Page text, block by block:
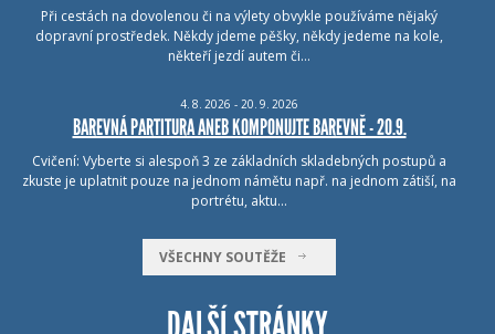
Při cestách na dovolenou či na výlety obvykle používáme nějaký
dopravní prostředek. Někdy jdeme pěšky, někdy jedeme na kole,
někteří jezdí autem či…
4. 8. 2026 - 20. 9. 2026
BAREVNÁ PARTITURA ANEB KOMPONUJTE BAREVNĚ - 20.9.
Cvičení: Vyberte si alespoň 3 ze základních skladebných postupů a
zkuste je uplatnit pouze na jednom námětu např. na jednom zátiší, na
portrétu, aktu…
VŠECHNY SOUTĚŽE